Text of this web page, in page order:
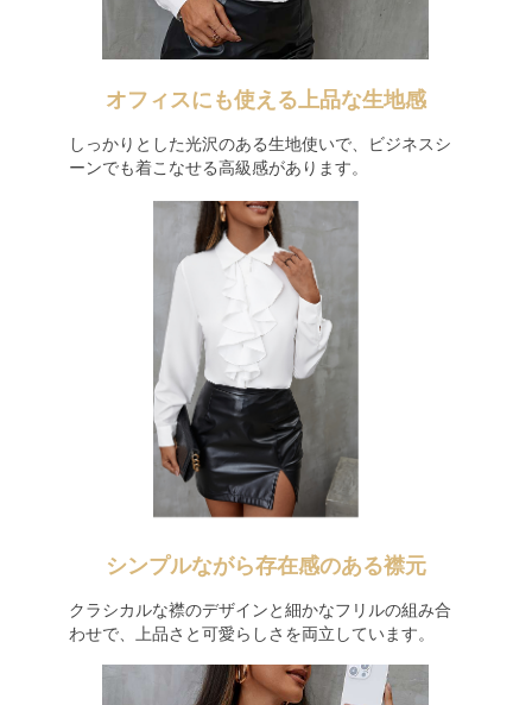
オフィスにも使える上品な生地感
しっかりとした光沢のある生地使いで、ビジネスシ
ーンでも着こなせる高級感があります。
シンプルながら存在感のある襟元
クラシカルな襟のデザインと細かなフリルの組み合
わせで、上品さと可愛らしさを両立しています。